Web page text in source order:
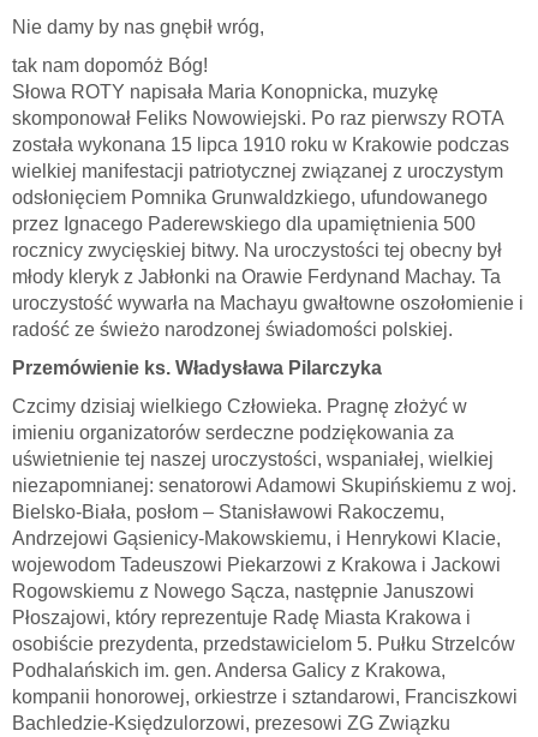
Nie damy by nas gnębił wróg,
tak nam dopomóż Bóg!
Słowa ROTY napisała Maria Konopnicka, muzykę
skomponował Feliks Nowowiejski. Po raz pierwszy ROTA
została wykonana 15 lipca 1910 roku w Krakowie podczas
wielkiej manifestacji patriotycznej związanej z uroczystym
odsłonięciem Pomnika Grunwaldzkiego, ufundowanego
przez Ignacego Paderewskiego dla upamiętnienia 500
rocznicy zwycięskiej bitwy. Na uroczystości tej obecny był
młody kleryk z Jabłonki na Orawie Ferdynand Machay. Ta
uroczystość wywarła na Machayu gwałtowne oszołomienie i
radość ze świeżo narodzonej świadomości polskiej.
Przemówienie ks. Władysława Pilarczyka
Czcimy dzisiaj wielkiego Człowieka. Pragnę złożyć w
imieniu organizatorów serdeczne podziękowania za
uświetnienie tej naszej uroczystości, wspaniałej, wielkiej
niezapomnianej: senatorowi Adamowi Skupińskiemu z woj.
Bielsko-Biała, posłom – Stanisławowi Rakoczemu,
Andrzejowi Gąsienicy-Makowskiemu, i Henrykowi Klacie,
wojewodom Tadeuszowi Piekarzowi z Krakowa i Jackowi
Rogowskiemu z Nowego Sącza, następnie Januszowi
Płoszajowi, który reprezentuje Radę Miasta Krakowa i
osobiście prezydenta, przedstawicielom 5. Pułku Strzelców
Podhalańskich im. gen. Andersa Galicy z Krakowa,
kompanii honorowej, orkiestrze i sztandarowi, Franciszkowi
Bachledzie-Księdzulorzowi, prezesowi ZG Związku